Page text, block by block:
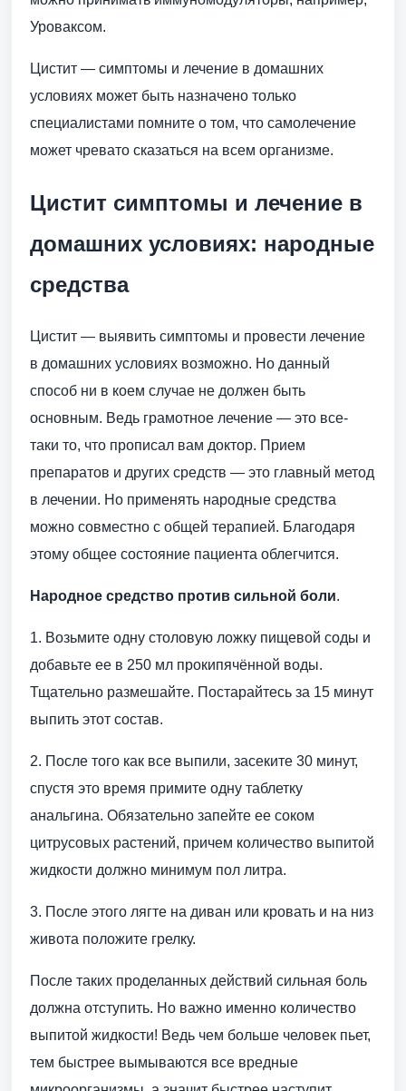
Уроваксом.
Цистит — симптомы и лечение в домашних
условиях может быть назначено только
специалистами помните о том, что самолечение
может чревато сказаться на всем организме.
Цистит симптомы и лечение в
домашних условиях: народные
средства
Цистит — выявить симптомы и провести лечение
в домашних условиях возможно. Но данный
способ ни в коем случае не должен быть
основным. Ведь грамотное лечение — это все-
таки то, что прописал вам доктор. Прием
препаратов и других средств — это главный метод
в лечении. Но применять народные средства
можно совместно с общей терапией. Благодаря
этому общее состояние пациента облегчится.
Народное средство против сильной боли.
1. Возьмите одну столовую ложку пищевой соды и
добавьте ее в 250 мл прокипячённой воды.
Тщательно размешайте. Постарайтесь за 15 минут
выпить этот состав.
2. После того как все выпили, засеките 30 минут,
спустя это время примите одну таблетку
анальгина. Обязательно запейте ее соком
цитрусовых растений, причем количество выпитой
жидкости должно минимум пол литра.
3. После этого лягте на диван или кровать и на низ
живота положите грелку.
После таких проделанных действий сильная боль
должна отступить. Но важно именно количество
выпитой жидкости! Ведь чем больше человек пьет,
тем быстрее вымываются все вредные